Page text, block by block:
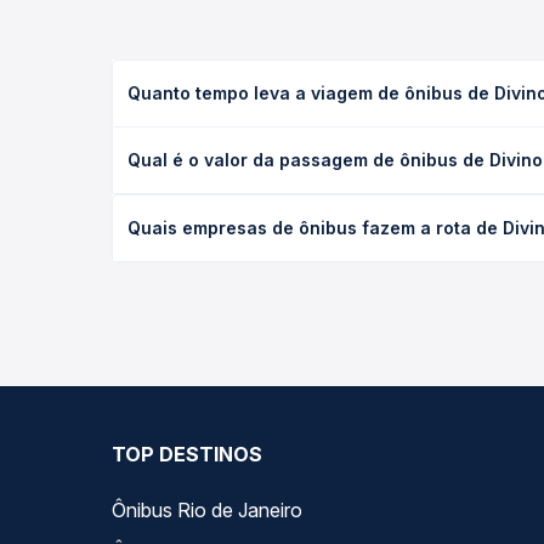
Quanto tempo leva a viagem de ônibus de
executivo ou leito) e as condições de tráfego. Na
Qual é o valor da passagem de ônibus de
de poltrona e a antecedência da compra. Na
Quais empresas de ônibus fazem a rota de
TOP DESTINOS
Ônibus Rio de Janeiro